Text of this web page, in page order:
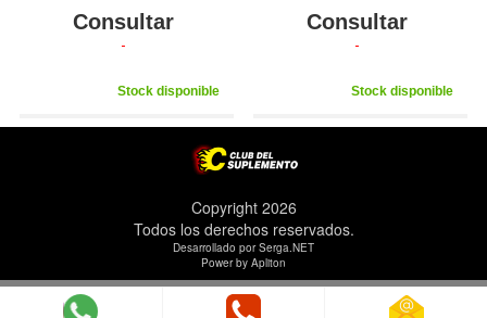
Consultar
Stock disponible
Consultar
Stock disponible
Copyright 2026
Todos los derechos reservados.
Desarrollado por Serga.NET
Power by Apliton